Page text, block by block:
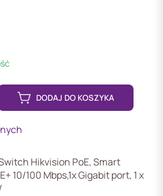
DODAJ DO KOSZYKA
Hikvision PoE, Smart
10/100 Mbps,1x Gigabit port, 1 x